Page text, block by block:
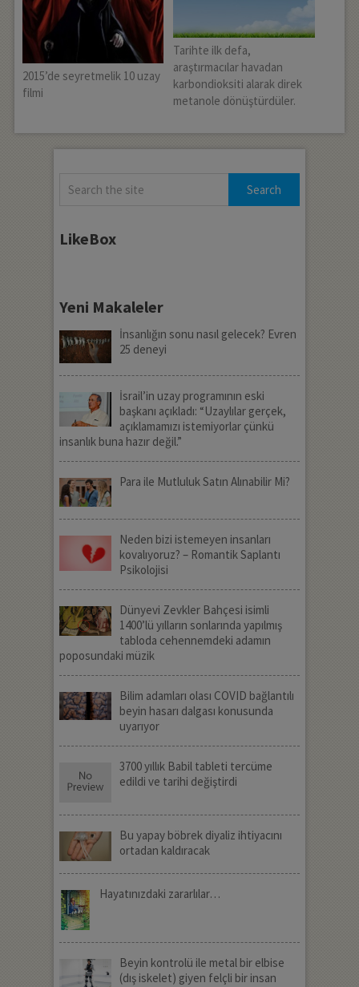
2015’de seyretmelik 10 uzay
filmi
Tarihte ilk defa,
araştırmacılar havadan
karbondioksiti alarak direk
metanole dönüştürdüler.
LikeBox
Yeni Makaleler
İnsanlığın sonu nasıl gelecek? Evren
25 deneyi
İsrail’in uzay programının eski
başkanı açıkladı: “Uzaylılar gerçek,
açıklamamızı istemiyorlar çünkü
insanlık buna hazır değil.”
Para ile Mutluluk Satın Alınabilir Mi?
Neden bizi istemeyen insanları
kovalıyoruz? – Romantik Saplantı
Psikolojisi
Dünyevi Zevkler Bahçesi isimli
1400’lü yılların sonlarında yapılmış
tabloda cehennemdeki adamın
poposundaki müzik
Bilim adamları olası COVID bağlantılı
beyin hasarı dalgası konusunda
uyarıyor
3700 yıllık Babil tableti tercüme
edildi ve tarihi değiştirdi
Bu yapay böbrek diyaliz ihtiyacını
ortadan kaldıracak
Hayatınızdaki zararlılar…
Beyin kontrolü ile metal bir elbise
(dış iskelet) giyen felçli bir insan